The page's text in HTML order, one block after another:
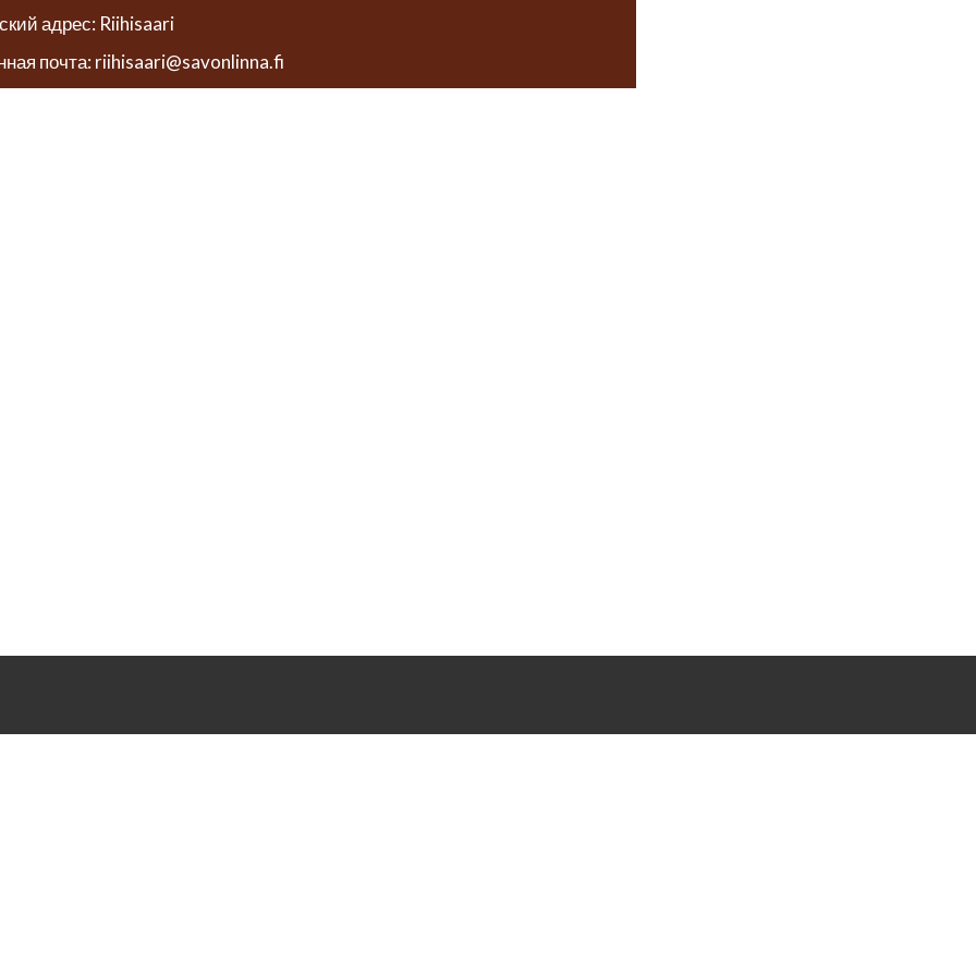
адрес: Riihisaari
почта: riihisaari@savonlinna.fi